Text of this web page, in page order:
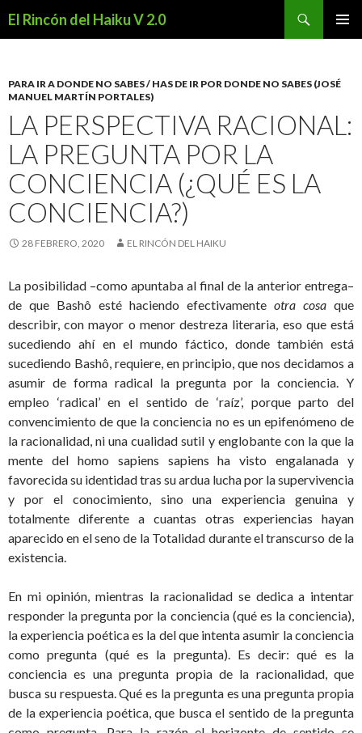
El Rincón del Haiku V 2.0
PARA IR A DONDE NO SABES / HAS DE IR POR DONDE NO SABES (JOSÉ
MANUEL MARTÍN PORTALES)
LA PERSPECTIVA RACIONAL:
LA PREGUNTA POR LA
CONCIENCIA (¿QUÉ ES LA
CONCIENCIA?)
28 FEBRERO, 2020 EL RINCÓN DEL HAIKU
La posibilidad –como apuntaba al final de la anterior entrega–
de que Bashô esté haciendo efectivamente otra cosa que
describir, con mayor o menor destreza literaria, eso que está
sucediendo ahí en el mundo fáctico, donde también está
sucediendo Bashô, requiere, en principio, que nos decidamos a
asumir de forma radical la pregunta por la conciencia. Y
empleo ‘radical’ en el sentido de ‘raíz’, porque parto del
convencimiento de que la conciencia no es un epifenómeno de
la racionalidad, ni una cualidad sutil y englobante con la que la
mente del homo sapiens sapiens ha visto engalanada y
favorecida su identidad tras su ardua lucha por la supervivencia
y por el conocimiento, sino una experiencia genuina y
totalmente diferente a cuantas otras experiencias hayan
aparecido en el seno de la Totalidad durante el transcurso de la
existencia.
En mi opinión, mientras la racionalidad se dedica a intentar
responder la pregunta por la conciencia (qué es la conciencia),
la experiencia poética es la del que intenta asumir la conciencia
como pregunta (qué es la pregunta). Es decir: qué es la
conciencia es una pregunta propia de la racionalidad, que
busca su respuesta. Qué es la pregunta es una pregunta propia
de la experiencia poética, que busca el sentido de la pregunta